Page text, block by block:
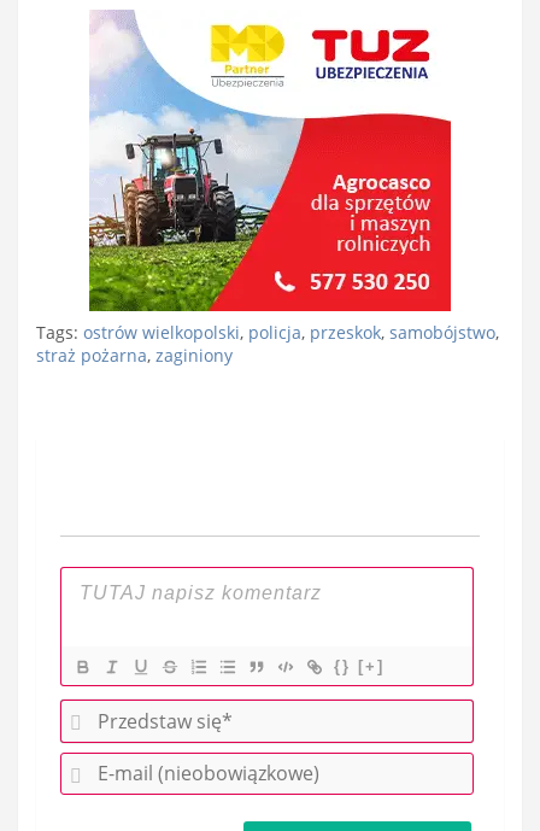
Tags: ostrów wielkopolski, policja, przeskok, samobójstwo,
straż pożarna, zaginiony
{} [+]
P
r
e
E
-